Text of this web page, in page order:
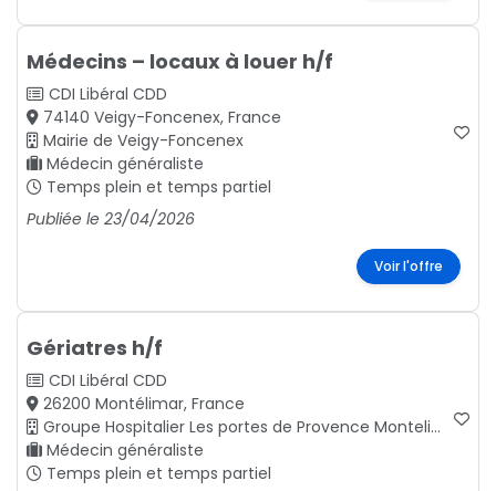
Médecins – locaux à louer h/f
CDI Libéral CDD
74140 Veigy-Foncenex, France
Mairie de Veigy-Foncenex
Médecin généraliste
Temps plein et temps partiel
Publiée le 23/04/2026
Voir l'offre
Gériatres h/f
CDI Libéral CDD
26200 Montélimar, France
Groupe Hospitalier Les portes de Provence Montelimar, Drôme en région Auvergne-Rhône-Alpes.
Médecin généraliste
Temps plein et temps partiel